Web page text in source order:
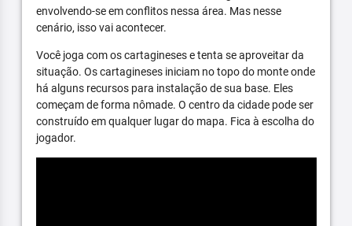
envolvendo-se em conflitos nessa área. Mas nesse
cenário, isso vai acontecer.
Você joga com os cartagineses e tenta se aproveitar da
situação. Os cartagineses iniciam no topo do monte onde
há alguns recursos para instalação de sua base. Eles
começam de forma nômade. O centro da cidade pode ser
construído em qualquer lugar do mapa. Fica à escolha do
jogador.